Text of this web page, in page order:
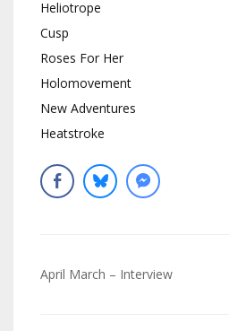
Heliotrope
Cusp
Roses For Her
Holomovement
New Adventures
Heatstroke
Navigation
April March – Interview